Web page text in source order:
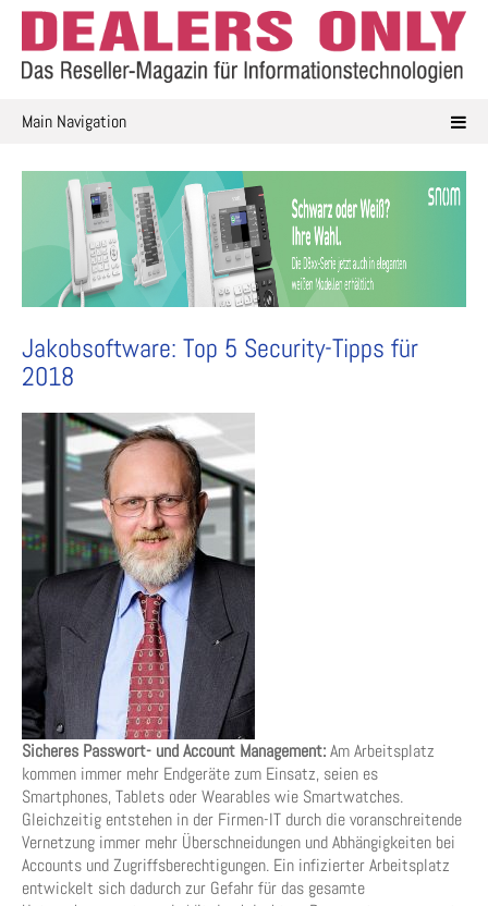
Skip
content
Main Navigation
Jakobsoftware: Top 5 Security-Tipps für
2018
Sicheres Passwort- und Account Management:Am Arbeitsplatz
kommen immer mehr Endgeräte zum Einsatz, seien es
Smartphones, Tablets oder Wearables wie Smartwatches.
Gleichzeitig entstehen in der Firmen-IT durch die voranschreitende
Vernetzung immer mehr Überschneidungen und Abhängigkeiten bei
Accounts und Zugriffsberechtigungen. Ein infizierter Arbeitsplatz
entwickelt sich dadurch zur Gefahr für das gesamte